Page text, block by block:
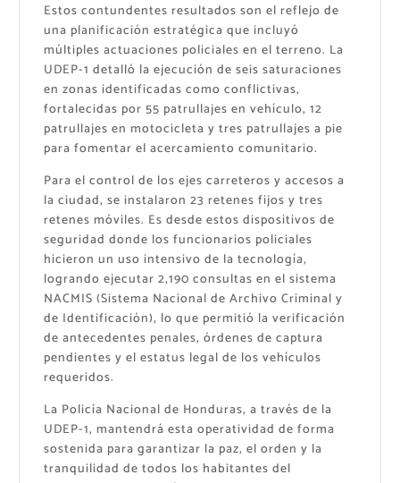
Estos contundentes resultados son el reflejo de
una planificación estratégica que incluyó
múltiples actuaciones policiales en el terreno. La
UDEP-1 detalló la ejecución de seis saturaciones
en zonas identificadas como conflictivas,
fortalecidas por 55 patrullajes en vehículo, 12
patrullajes en motocicleta y tres patrullajes a pie
para fomentar el acercamiento comunitario.
Para el control de los ejes carreteros y accesos a
la ciudad, se instalaron 23 retenes fijos y tres
retenes móviles. Es desde estos dispositivos de
seguridad donde los funcionarios policiales
hicieron un uso intensivo de la tecnología,
logrando ejecutar 2,190 consultas en el sistema
NACMIS (Sistema Nacional de Archivo Criminal y
de Identificación), lo que permitió la verificación
de antecedentes penales, órdenes de captura
pendientes y el estatus legal de los vehículos
requeridos.
La Policía Nacional de Honduras, a través de la
UDEP-1, mantendrá esta operatividad de forma
sostenida para garantizar la paz, el orden y la
tranquilidad de todos los habitantes del